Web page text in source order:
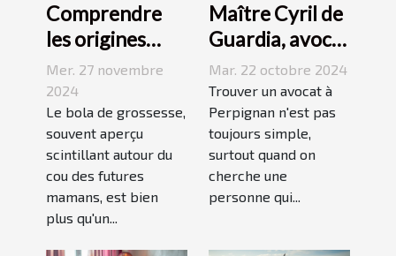
Comprendre
les origines
culturelles du
bola de
grossesse
Mer. 27 novembre
2024
Le bola de grossesse,
souvent aperçu
scintillant autour du
cou des futures
mamans, est bien
plus qu'un...
Maître Cyril de
Guardia, avocat
renommé à
Perpignan
Mar. 22 octobre 2024
Trouver un avocat à
Perpignan n'est pas
toujours simple,
surtout quand on
cherche une
personne qui...